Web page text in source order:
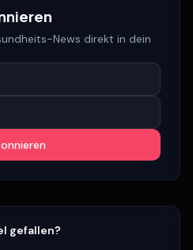
News direkt in dein
gefallen?